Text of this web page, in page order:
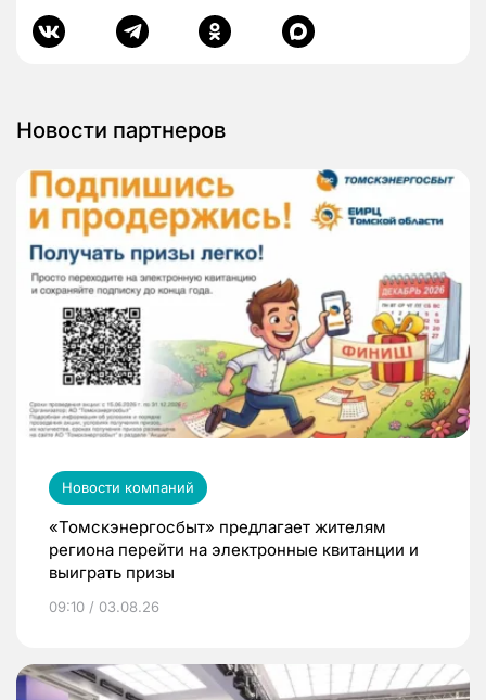
Новости партнеров
Новости компаний
«Томскэнергосбыт» предлагает жителям
региона перейти на электронные квитанции и
выиграть призы
09:10 / 03.08.26